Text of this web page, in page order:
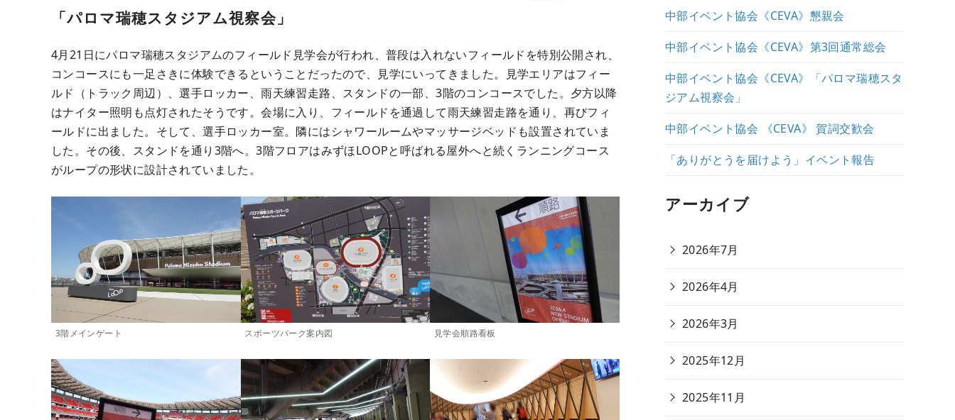
「パロマ瑞穂スタジアム視察会」
4月21日にパロマ瑞穂スタジアムのフィールド見学会が行われ、普段は入れないフィールドを特別公開され、
コンコースにも一足さきに体験できるということだったので、見学にいってきました。見学エリアはフィー
ルド（トラック周辺）、選手ロッカー、雨天練習走路、スタンドの一部、3階のコンコースでした。夕方以降
はナイター照明も点灯されたそうです。会場に入り、フィールドを通過して雨天練習走路を通り、再びフィ
ールドに出ました。そして、選手ロッカー室。隣にはシャワールームやマッサージベッドも設置されていま
した。その後、スタンドを通り3階へ。3階フロアはみずほLOOPと呼ばれる屋外へと続くランニングコース
がループの形状に設計されていました。
3階メインゲート スポーツパーク案内図 見学会順路看板
中部イベント協会《CEVA》懇親会
中部イベント協会《CEVA》第3回通常総会
中部イベント協会《CEVA》「パロマ瑞穂スタ
ジアム視察会」
中部イベント協会 《CEVA》 賀詞交歓会
「ありがとうを届けよう」イベント報告
アーカイブ
2026年7月
2026年4月
2026年3月
2025年12月
2025年11月